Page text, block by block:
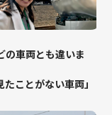
の車両とも違いま
ことがない車両」